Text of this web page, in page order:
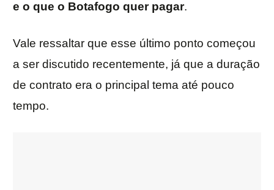
e o que o Botafogo quer pagar.
Vale ressaltar que esse último ponto começou
a ser discutido recentemente, já que a duração
de contrato era o principal tema até pouco
tempo.